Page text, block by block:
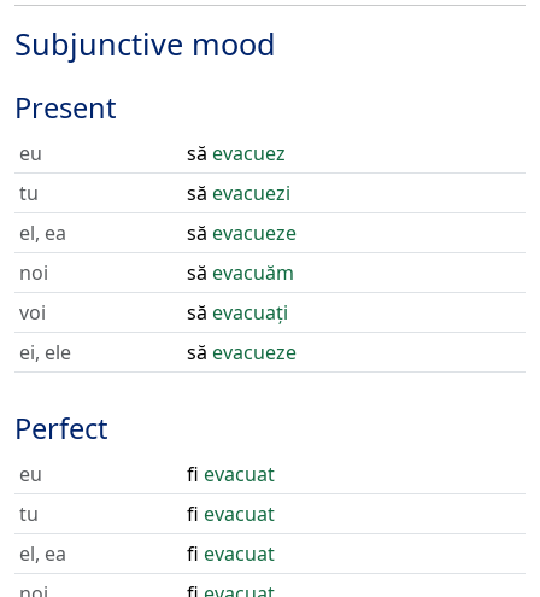
Subjunctive mood
Present
eu să evacuez
tu
să evacuezi
el, ea
să evacueze
noi
să evacuăm
voi
să evacuați
ei, ele
să evacueze
Perfect
eu fi evacuat
tu
fi evacuat
el, ea
fi evacuat